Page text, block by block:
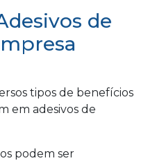
de
tipos de benefícios
em adesivos de